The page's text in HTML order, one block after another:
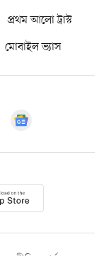
প্রথম আলো ট্রাস্ট
মোবাইল ভ্যাস